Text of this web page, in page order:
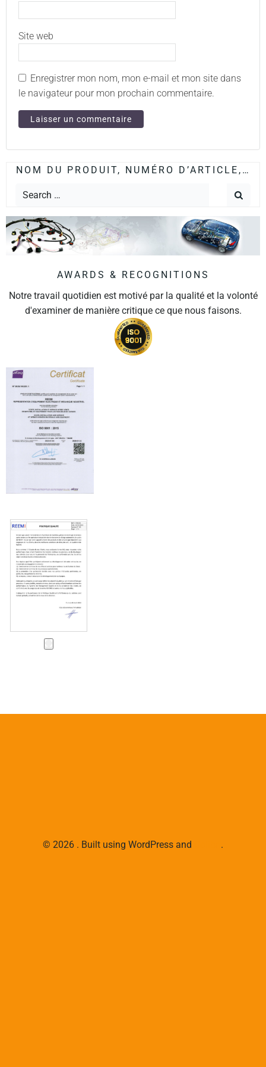
Site web
Enregistrer mon nom, mon e-mail et mon site dans
le navigateur pour mon prochain commentaire.
NOM DU PRODUIT, NUMÉRO D’ARTICLE,…
AWARDS & RECOGNITIONS
Notre travail quotidien est motivé par la qualité et la volonté
d'examiner de manière critique ce que nous faisons.
© 2026 . Built using WordPress and .